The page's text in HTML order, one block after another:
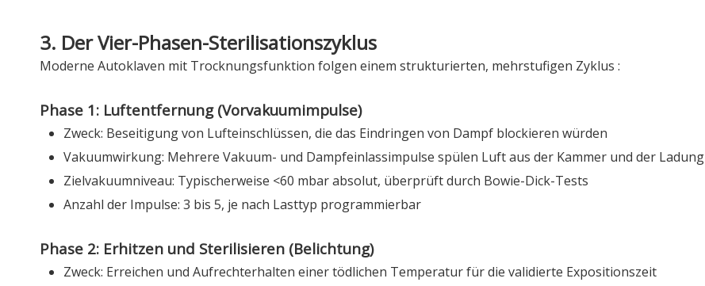
3. Der Vier-Phasen-Sterilisationszyklus
Moderne Autoklaven mit Trocknungsfunktion folgen einem strukturierten, mehrstufigen Zyklus :
Phase 1: Luftentfernung (Vorvakuumimpulse)
Zweck: Beseitigung von Lufteinschlüssen, die das Eindringen von Dampf blockieren würden
Vakuumwirkung: Mehrere Vakuum- und Dampfeinlassimpulse spülen Luft aus der Kammer und der Ladung
Zielvakuumniveau: Typischerweise <60 mbar absolut, überprüft durch Bowie-Dick-Tests
Anzahl der Impulse: 3 bis 5, je nach Lasttyp programmierbar
Phase 2: Erhitzen und Sterilisieren (Belichtung)
Zweck: Erreichen und Aufrechterhalten einer tödlichen Temperatur für die validierte Expositionszeit